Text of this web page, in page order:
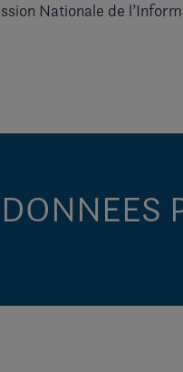
Nationale de